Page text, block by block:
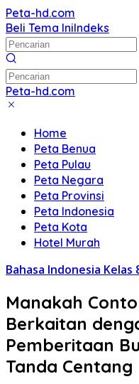
Langsung
ke
konten
Peta-hd.com
Kumpulan
Gambar
Peta
HD
Beli Tema IniIndeks
Peta-hd.com
Kumpulan
Peta
HD
Home
Peta Benua
Peta Pulau
Peta Negara
Peta Provinsi
Peta Indonesia
Peta Kota
Hotel Murah
Bahasa Indonesia Kelas
Manakah
Berkaitan
Pemberitaan
Tanda Centang